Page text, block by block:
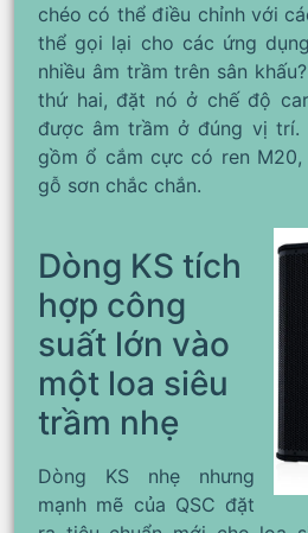
chéo có thể điều chỉnh với
thể gọi lại cho các ứng
nhiều âm trầm trên sân
thứ hai, đặt nó ở chế độ
được âm trầm ở đúng vị trí.
gồm ổ cắm cực có ren
gỗ sơn chắc chắn.
Dòng KS tích
hợp công
suất lớn vào
một loa siêu
trầm nhẹ
Dòng KS nhẹ nhưng
mạnh mẽ của QSC đặt